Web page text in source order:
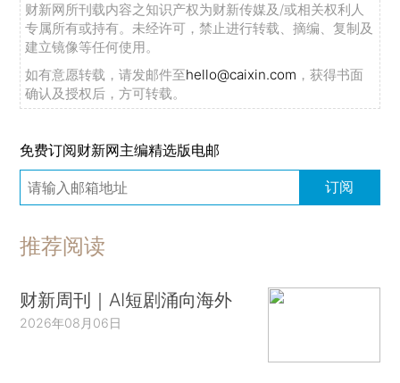
财新网所刊载内容之知识产权为财新传媒及/或相关权利人
专属所有或持有。未经许可，禁止进行转载、摘编、复制及
建立镜像等任何使用。
如有意愿转载，请发邮件至hello@caixin.com ，获得书面
确认及授权后，方可转载。
免费订阅财新网主编精选版电邮
订阅
推荐阅读
财新周刊｜AI短剧涌向海外
2026年08月06日